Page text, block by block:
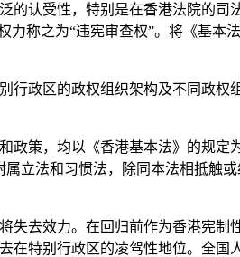
的认受性，特别是在香港法院的司
称之为“违宪审查权”。将《基本
政区的政权组织架构及不同政权
策，均以《香港基本法》的规定
立法和习惯法，除同本法相抵触
去效力。在回归前作为香港宪制
在特别行政区的凌驾性地位。全国